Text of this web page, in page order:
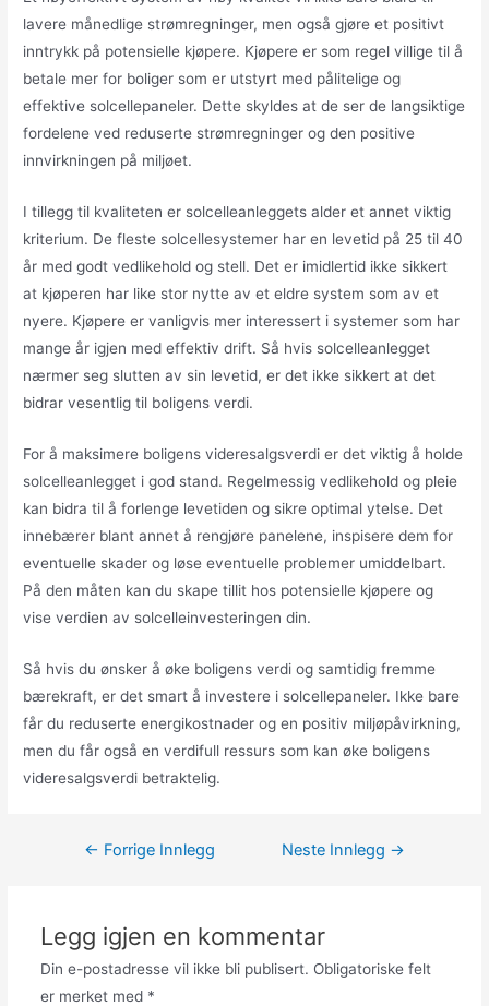
lavere månedlige strømregninger, men også gjøre et positivt
inntrykk på potensielle kjøpere. Kjøpere er som regel villige til å
betale mer for boliger som er utstyrt med pålitelige og
effektive solcellepaneler. Dette skyldes at de ser de langsiktige
fordelene ved reduserte strømregninger og den positive
innvirkningen på miljøet.
I tillegg til kvaliteten er solcelleanleggets alder et annet viktig
kriterium. De fleste solcellesystemer har en levetid på 25 til 40
år med godt vedlikehold og stell. Det er imidlertid ikke sikkert
at kjøperen har like stor nytte av et eldre system som av et
nyere. Kjøpere er vanligvis mer interessert i systemer som har
mange år igjen med effektiv drift. Så hvis solcelleanlegget
nærmer seg slutten av sin levetid, er det ikke sikkert at det
bidrar vesentlig til boligens verdi.
For å maksimere boligens videresalgsverdi er det viktig å holde
solcelleanlegget i god stand. Regelmessig vedlikehold og pleie
kan bidra til å forlenge levetiden og sikre optimal ytelse. Det
innebærer blant annet å rengjøre panelene, inspisere dem for
eventuelle skader og løse eventuelle problemer umiddelbart.
På den måten kan du skape tillit hos potensielle kjøpere og
vise verdien av solcelleinvesteringen din.
Så hvis du ønsker å øke boligens verdi og samtidig fremme
bærekraft, er det smart å investere i solcellepaneler. Ikke bare
får du reduserte energikostnader og en positiv miljøpåvirkning,
men du får også en verdifull ressurs som kan øke boligens
videresalgsverdi betraktelig.
Innleggsnavigasjon
← Forrige Innlegg Neste Innlegg →
Legg igjen en kommentar
Din e-postadresse vil ikke bli publisert. Obligatoriske felt
er merket med *